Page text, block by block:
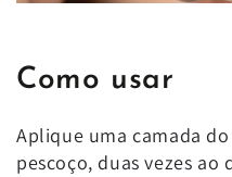
Como usar
Aplique uma camada
pescoço, duas vezes ao